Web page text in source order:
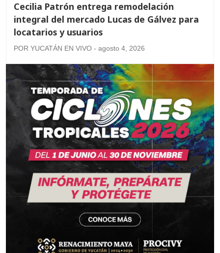
Cecilia Patrón entrega remodelación
integral del mercado Lucas de Gálvez para
locatarios y usuarios
POR YUCATÁN EN VIVO - agosto 4, 2026